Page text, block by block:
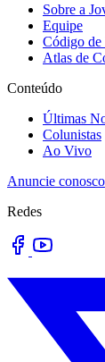
Sobre a
Equipe
Código de
Atlas de
Conteúdo
Últimas
Colunistas
Ao Vivo
Anuncie conosco
Redes